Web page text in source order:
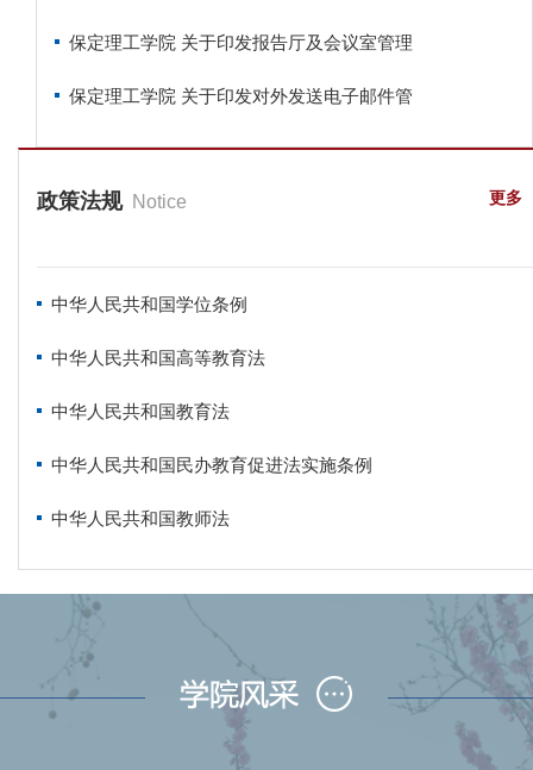
保定理工学院 关于印发报告厅及会议室管理
保定理工学院 关于印发对外发送电子邮件管
更多
政策法规 Notice
中华人民共和国学位条例
中华人民共和国高等教育法
中华人民共和国教育法
中华人民共和国民办教育促进法实施条例
中华人民共和国教师法